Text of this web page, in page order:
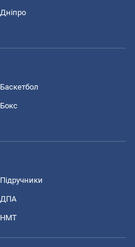
Дніпро
Баскетбол
Бокс
Підручники
ДПА
НМТ